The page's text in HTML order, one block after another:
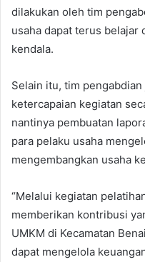
dilakukan oleh tim
usaha dapat terus belajar
kendala.
Selain itu, tim
ketercapaian kegiatan
nantinya pembuatan
para pelaku usaha
mengembangkan usaha
“Melalui kegiatan
memberikan kontribusi
UMKM di Kecamatan
dapat mengelola